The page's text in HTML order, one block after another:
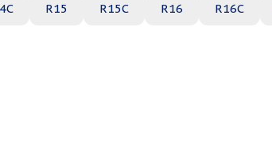
R15 R15C R16 R16C